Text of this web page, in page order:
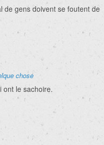
de gens doivent se foutent de
chose
ont le sachoire.